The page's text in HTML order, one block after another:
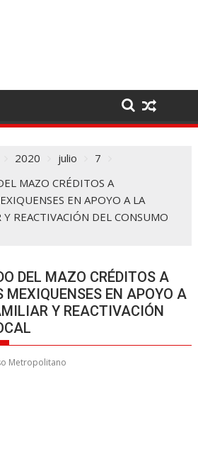
2020 julio
7
MAZO CRÉDITOS A
EN APOYO A LA
REACTIVACIÓN DEL CONSUMO
DEL MAZO CRÉDITOS A
MEXIQUENSES EN APOYO A
Y REACTIVACIÓN
Metropolitano